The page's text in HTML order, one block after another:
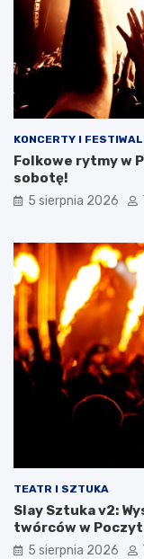
KONCERTY I
Folkowe rytmy w
sobotę!
5 sierpnia 2026
TEATR I SZTUKA
Slay Sztuka v2:
twórców w
5 sierpnia 2026